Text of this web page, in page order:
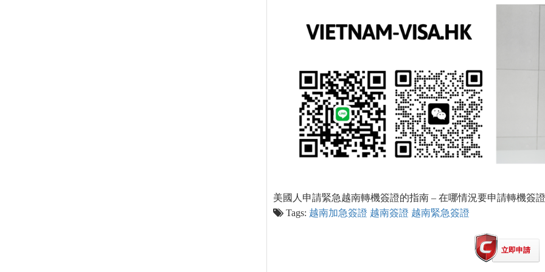
美國人申請緊急越南轉機簽證的指南 – 在哪情況要申請轉機簽
Tags: 越南加急簽證 越南簽證 越南緊急簽證
立即申請